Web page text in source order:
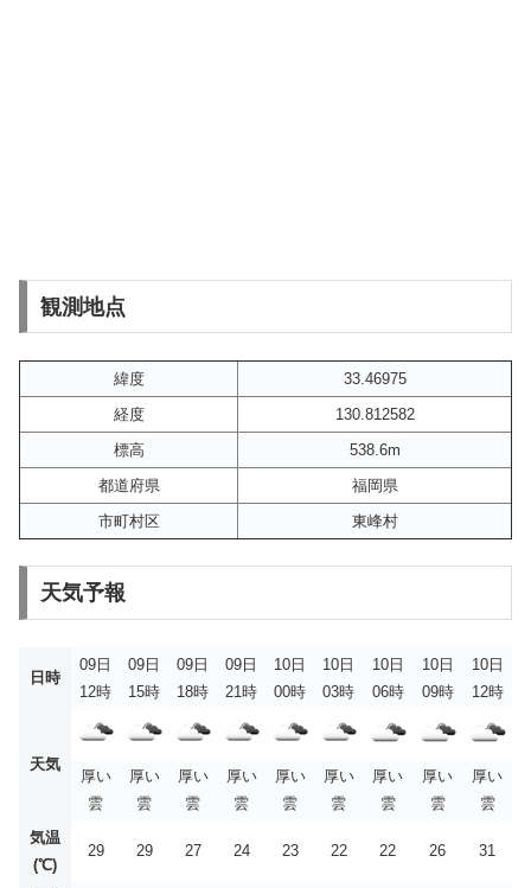
観測地点
緯度
33.46975
経度
130.812582
標高
538.6m
都道府県
福岡県
市町村区
東峰村
天気予報
日時
09日
12時
09日
15時
09日
18時
09日
21時
10日
00時
10日
03時
10日
06時
10日
09時
10日
12時
天気
厚い
雲
厚い
雲
厚い
雲
厚い
雲
厚い
雲
厚い
雲
厚い
雲
厚い
雲
厚い
雲
気温
(℃)
29 29 27 24 23 22 22 26 31